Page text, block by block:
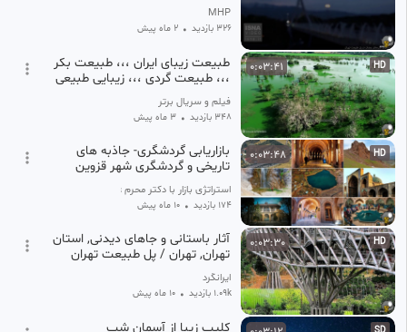
MHP
326 بازدید • 2 ماه پیش
HD
0:03:41
طبیعت زیبای ایران ،،، طبیعت بکر
،،، طبیعت گردی ،،، زیبایی طبیعی
فیلم و سریال برتر
348 بازدید • 3 ماه پیش
HD
0:03:48
بازاریابی گردشگری- جاذبه های
تاریخی و گردشگری شهر قزوین
استراتژی بازار با دکتر محرم غفاری
174 بازدید • 10 ماه پیش
HD
0:03:30
آثار باستانی و جاهای دیدنی, استان
تهران, تهران / پل طبیعت تهران
ایرانگرد
1.09k بازدید • 10 ماه پیش
کلیپ زیبا از آسمان شب